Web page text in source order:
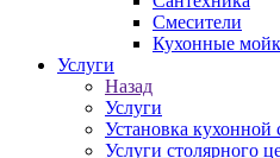
Смесители
Кухонные
Услуги
Назад
Услуги
Установка
Услуги столярного